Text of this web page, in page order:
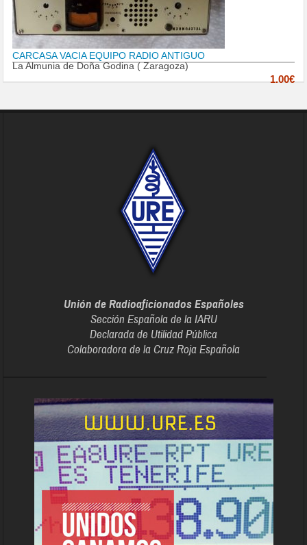
CARCASA VACIA EQUIPO RADIO ANTIGUO
La Almunia de Doña Godina ( Zaragoza)
1.00€
Unión de Radioaficionados Españoles
Sección Española de la IARU
Declarada de Utilidad Pública
Colaboradora de la Cruz Roja Española